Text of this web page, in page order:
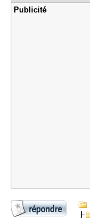
Publicité